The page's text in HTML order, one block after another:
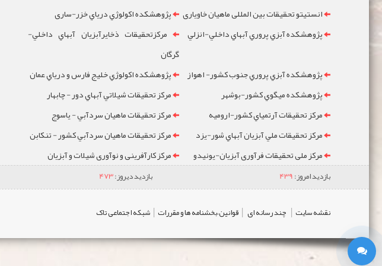
انستیتو تحقیقات بین المللی ماهیان خاویاری
پژوهشکده اکولوژي درياي خزر-ساری
پژوهشکده آبزي پروري آبهاي داخلي-انزلي
مرکزتحقيقات ذخايرآبزيان آبهاي داخلي-
گرگان
پژوهشکده آبزي پروري جنوب کشور- اهواز
پژوهشکده اکولوژي خليج فارس و درياي عمان
پژوهشکده ميگوي کشور-بوشهر
مرکز تحقيقات شيلاتي آبهاي دور - چابهار
مرکز تحقيقات آرتمياي کشور-ارومیه
مرکز تحقيقات ماهيان سردآبي - ياسوج
مرکز تحقيقات ملي آبزيان آبهاي شور-یزد
مرکز تحقيقات ماهيان سردآبي کشور - تنکابن
مرکز ملی تحقیقات فرآوری آبزیان-یونیدو
مرکز کارآفرینی و نوآوری شیلات و آبزیان
بازدید امروز:439 بازدید دیروز:473
نقشه سایت | چند رسانه ای | قوانین،بخشنامه ها و مقررات | شبکه اجتماعی تاک